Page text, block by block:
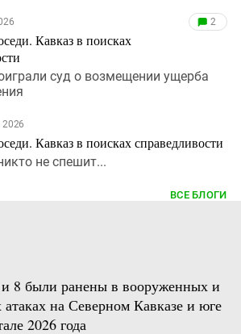
Кавказ в поисках
2
суд о возмещении ущерба
2026
Кавказ в поисках справедливости
не спешит...
ВСЕ БЛОГИ
8 были ранены в вооруженных и
атаках на Северном Кавказе и юге
2026 года